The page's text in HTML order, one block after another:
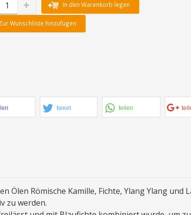
In den Warenkorb legen
Wunschliste hinzufügen
tweet teilen
Römische Kamille, Fichte, Ylang Ylang und
zu werden.